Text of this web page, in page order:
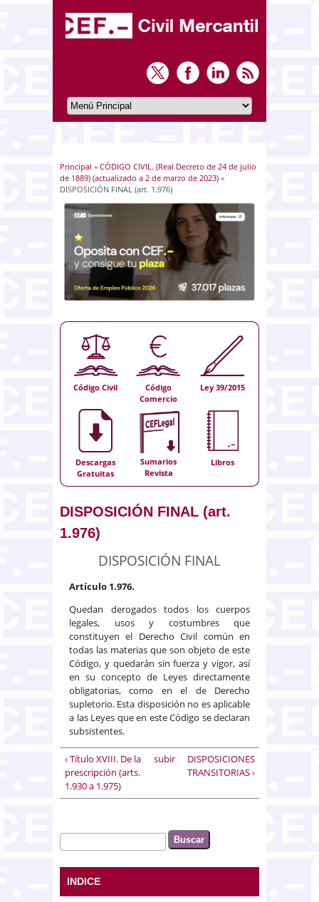
Usted está aquí
Principal » CÓDIGO CIVIL. (Real Decreto de 24 de julio
de 1889) (actualizado a 2 de marzo de 2023) »
DISPOSICIÓN FINAL (art. 1.976)
Código Civil
Código
Comercio
Ley 39/2015
Descargas
Gratuitas
Sumarios
Revista
Libros
DISPOSICIÓN FINAL (art.
1.976)
DISPOSICIÓN FINAL
Artículo 1.976.
Quedan derogados todos los cuerpos
legales, usos y costumbres que
constituyen el Derecho Civil común en
todas las materias que son objeto de este
Código, y quedarán sin fuerza y vigor, así
en su concepto de Leyes directamente
obligatorias, como en el de Derecho
supletorio. Esta disposición no es aplicable
a las Leyes que en este Código se declaran
subsistentes.
‹ Título XVIII. De la
prescripción (arts.
1.930 a 1.975)
subir
DISPOSICIONES
TRANSITORIAS ›
Formulario de búsqueda
Buscar
INDICE